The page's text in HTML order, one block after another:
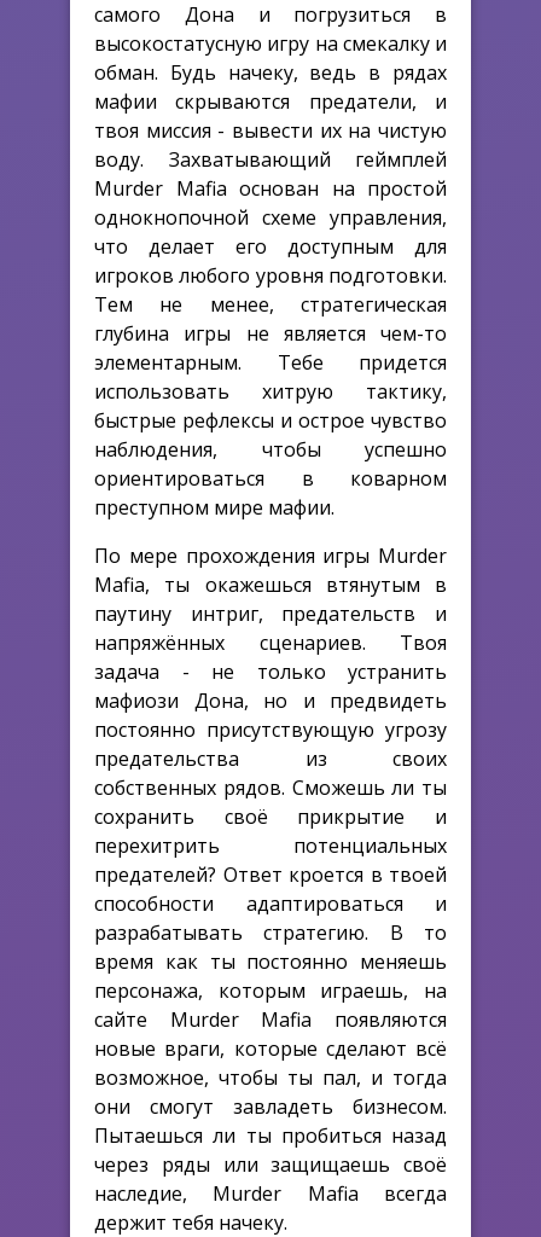
самого Дона и погрузиться в
высокостатусную игру на смекалку и
обман. Будь начеку, ведь в рядах
мафии скрываются предатели, и
твоя миссия - вывести их на чистую
воду. Захватывающий геймплей
Murder Mafia основан на простой
однокнопочной схеме управления,
что делает его доступным для
игроков любого уровня подготовки.
Тем не менее, стратегическая
глубина игры не является чем-то
элементарным. Тебе придется
использовать хитрую тактику,
быстрые рефлексы и острое чувство
наблюдения, чтобы успешно
ориентироваться в коварном
преступном мире мафии.
По мере прохождения игры Murder
Mafia, ты окажешься втянутым в
паутину интриг, предательств и
напряжённых сценариев. Твоя
задача - не только устранить
мафиози Дона, но и предвидеть
постоянно присутствующую угрозу
предательства из своих
собственных рядов. Сможешь ли ты
сохранить своё прикрытие и
перехитрить потенциальных
предателей? Ответ кроется в твоей
способности адаптироваться и
разрабатывать стратегию. В то
время как ты постоянно меняешь
персонажа, которым играешь, на
сайте Murder Mafia появляются
новые враги, которые сделают всё
возможное, чтобы ты пал, и тогда
они смогут завладеть бизнесом.
Пытаешься ли ты пробиться назад
через ряды или защищаешь своё
наследие, Murder Mafia всегда
держит тебя начеку.